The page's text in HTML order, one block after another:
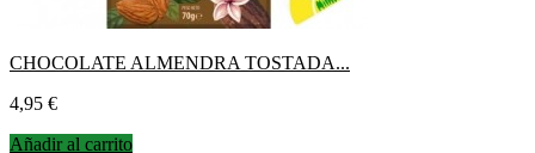
CHOCOLATE ALMENDRA TOSTADA...
Precio
4,95 €
Añadir al carrito